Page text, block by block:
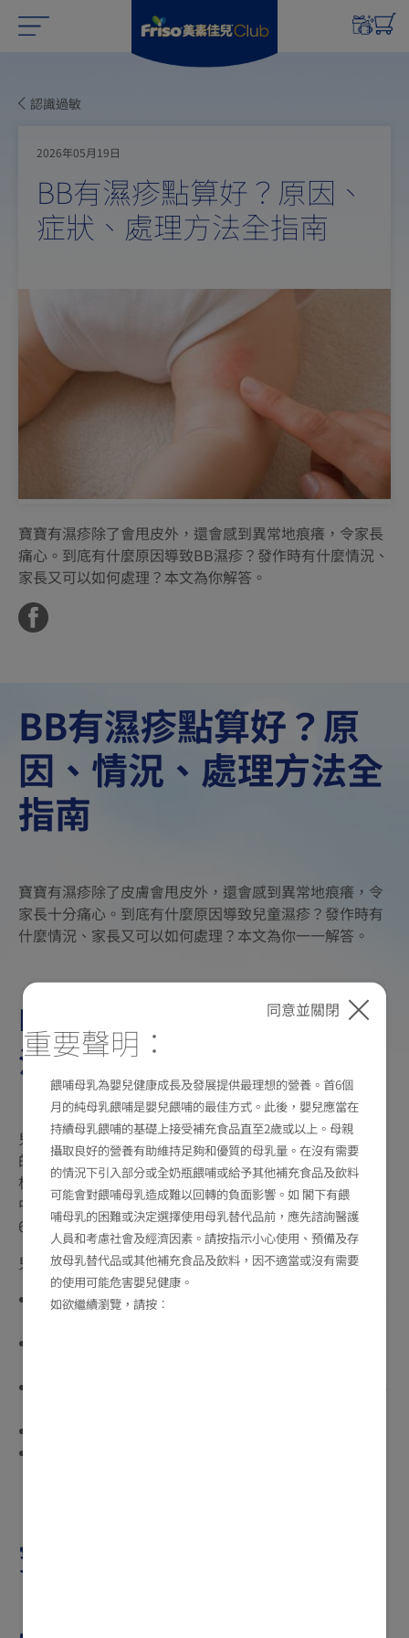
認識過敏
2026年05月19日
BB有濕疹點算好？原因、
症狀、處理方法全指南
寶寶有濕疹除了會甩皮外，還會感到異常地痕癢，令家長
痛心。到底有什麼原因導致BB濕疹？發作時有什麼情況、
家長又可以如何處理？本文為你解答。
BB有濕疹點算好？原
因、情況、處理方法全
指南
寶寶有濕疹除了皮膚會甩皮外，還會感到異常地痕癢，令
家長十分痛心。到底有什麼原因導致兒童濕疹？發作時有
什麼情況、家長又可以如何處理？本文為你一一解答。
BB濕疹是什麼？有什麼情
況？
兒童濕疹多數指異位性皮膚炎，是一種慢性且會反覆發作
的炎症性皮膚病，大多會在BB三至六個月大的時候發作。
根據研究顯示，約 60% 的濕疹個案會在一歲前出現，其
中約 45%會在兩個月至六個月大時起病，另有40-70%在
6-7歲左右開始緩解。
兒童濕疹的一般情況包括：
皮膚泛紅：皮膚出現一塊塊紅斑，可能會腫起，摸上去
寶寶為什麼會有濕疹？
同意並關閉
重要聲明：
餵哺母乳為嬰兒健康成長及發展提供最理想的營養。首6個
月的純母乳餵哺是嬰兒餵哺的最佳方式。此後，嬰兒應當在
持續母乳餵哺的基礎上接受補充食品直至2歲或以上。母親
攝取良好的營養有助維持足夠和優質的母乳量。在沒有需要
的情況下引入部分或全奶瓶餵哺或給予其他補充食品及飲料
可能會對餵哺母乳造成難以回轉的負面影響。如 閣下有餵
哺母乳的困難或決定選擇使用母乳替代品前，應先諮詢醫護
人員和考慮社會及經濟因素。請按指示小心使用、預備及存
放母乳替代品或其他補充食品及飲料，因不適當或沒有需要
的使用可能危害嬰兒健康。
如欲繼續瀏覽，請按︰